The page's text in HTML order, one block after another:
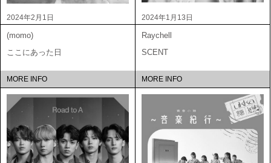
2024年2月1日
(momo)
ここにあった日
MORE INFO
2024年1月13日
Raychell
SCENT
MORE INFO